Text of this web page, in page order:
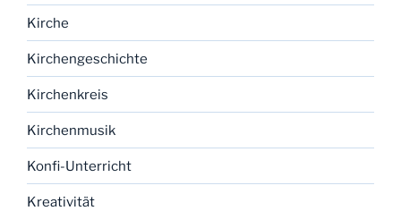
Kirche
Kirchengeschichte
Kirchenkreis
Kirchenmusik
Konfi-Unterricht
Kreativität